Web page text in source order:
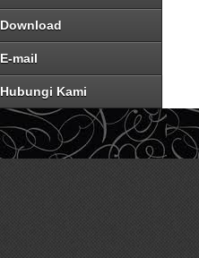
Download
E-mail
Hubungi Kami